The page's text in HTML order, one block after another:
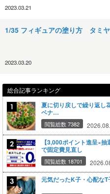
2023.03.21
1/35 フィギュアの塗り方 タミ
2023.03.20
総合記事ランキング
夏に切り戻しで繰り返
ベナ…
閲覧総数 7382
【3,000ポイント進呈×
で固定費見直し
閲覧総数 18701
元気だったK子・心配な